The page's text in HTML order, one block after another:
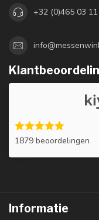
+32 (0)465 03
1879 beoordelingen
Informatie